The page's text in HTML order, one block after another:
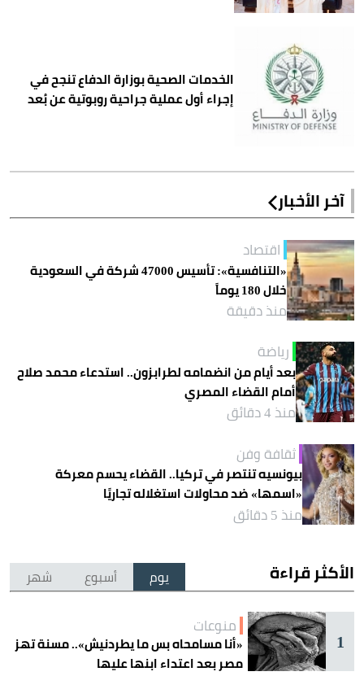
الخدمات الصحية بوزارة الدفاع تنجح في
إجراء أول عملية جراحية روبوتية عن بُعد
آخر الأخبار
اقتصاد
«التنافسية»: تأسيس 47000 شركة في السعودية
خلال 180 يوماً
منذ دقيقة
رياضة
بعد أيام من انضمامه لطرابزون.. استدعاء محمد صلاح
أمام القضاء المصري
منذ 4 دقائق
ثقافة وفن
بيونسيه تنتصر في تركيا.. القضاء يحسم معركة
«اسمها» ضد محاولات استغلاله تجاريًا
منذ 5 دقائق
الأكثر قراءة يوم أسبوع شهر
1
منوعات
«أنا مسامحاه بس ما يطردنيش».. مسنة تهز
مصر بعد اعتداء ابنها عليها